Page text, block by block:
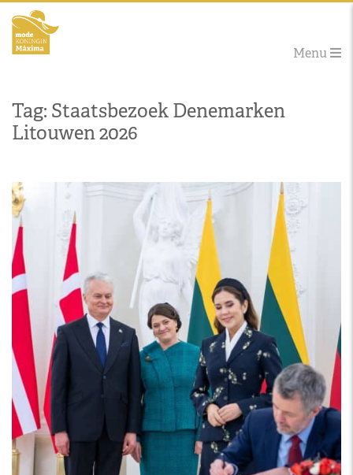
Menu
Tag: Staatsbezoek Denemarken
Litouwen 2026